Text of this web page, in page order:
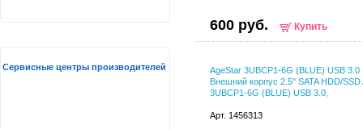
600 руб. Купить
AgeStar 3UBCP1-6G (BLUE) USB 3.0
Внешний корпус 2.5" SATA HDD/SSD
3UBCP1-6G (BLUE) USB 3.0,
Арт. 1456313
Сервисные центры производителей